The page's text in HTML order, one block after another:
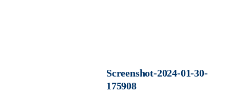
Screenshot-2024-01-30-
175908